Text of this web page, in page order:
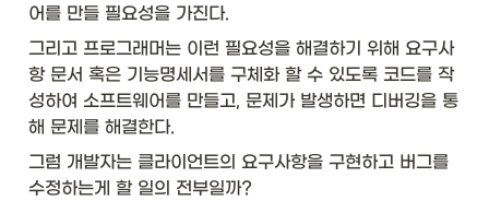
어를 만들 필요성을 가진다.
그리고 프로그래머는 이런 필요성을 해결하기 위해 요구사
항 문서 혹은 기능명세서를 구체화 할 수 있도록 코드를 작
성하여 소프트웨어를 만들고, 문제가 발생하면 디버깅을 통
해 문제를 해결한다.
그럼 개발자는 클라이언트의 요구사항을 구현하고 버그를
수정하는게 할 일의 전부일까?